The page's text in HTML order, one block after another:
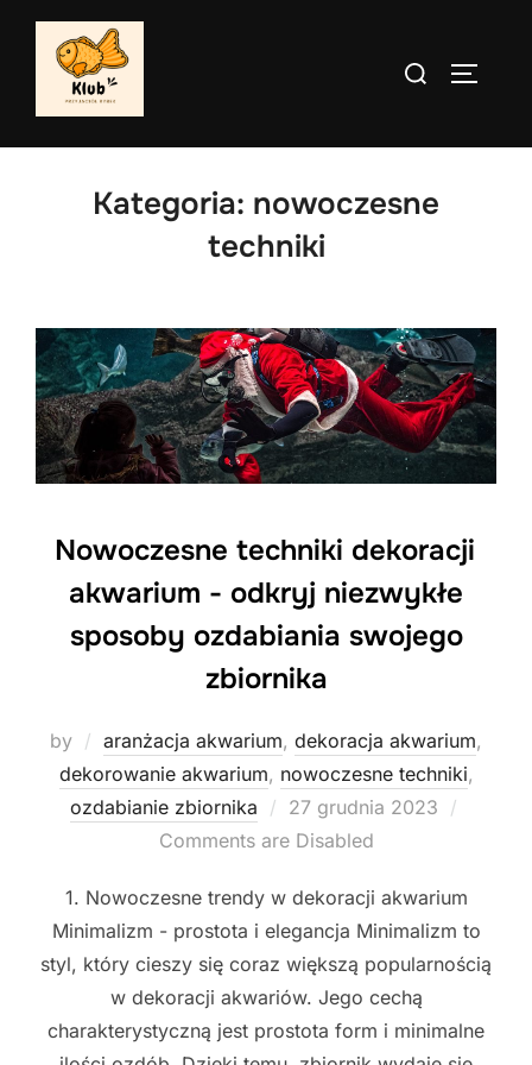
Skip
Search
Kategoria: nowoczesne
techniki
Nowoczesne techniki dekoracji
akwarium - odkryj niezwykłe
sposoby ozdabiania swojego
zbiornika
by aranżacja akwarium, dekoracja akwarium,
dekorowanie akwarium, nowoczesne techniki,
ozdabianie zbiornika
Posted
on
27 grudnia 2023
Comments are Disabled
1. Nowoczesne trendy w dekoracji akwarium
Minimalizm - prostota i elegancja Minimalizm to
styl, który cieszy się coraz większą popularnością
w dekoracji akwariów. Jego cechą
charakterystyczną jest prostota form i minimalne